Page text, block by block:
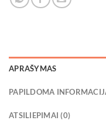
APRAŠYMAS
PAPILDOMA
ATSILIEPIMAI (0)